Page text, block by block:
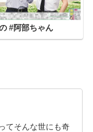
#阿部ちゃん
てそんな世にも奇